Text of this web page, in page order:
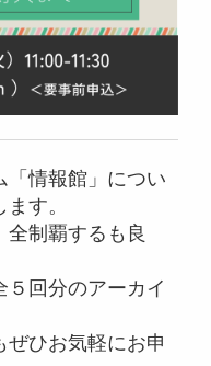
「情報館」につい
す。
制覇するも良
回分のアーカイ
ぜひお気軽にお申